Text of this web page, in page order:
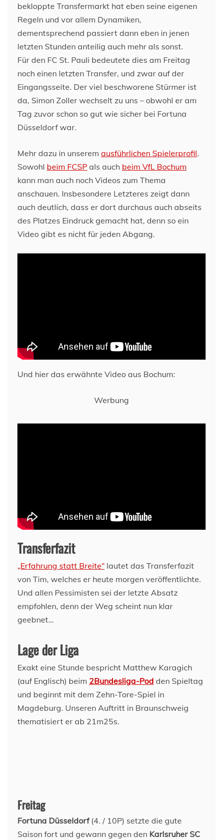
bekloppte Transfermarkt hat eben seine eigenen
Regeln und vor allem Dynamiken,
dementsprechend passiert dann eben in jenen
letzten Stunden anteilig auch mehr als sonst.
Für den FC St. Pauli bedeutete dies am Freitag
noch einen letzten Transfer, und zwar auf der
Eingangsseite. Der viel beschworene Stürmer ist
da, Simon Zoller wechselt zu uns – obwohl er am
Tag zuvor schon so gut wie sicher bei Fortuna
Düsseldorf war.
Mehr dazu in unserem ausführlichen Spielerprofil.
Sowohl beim FCSP als auch beim VfL Bochum
kann man auch noch Videos zum Thema
anschauen. Insbesondere Letzteres zeigt dann
auch deutlich, dass er dort durchaus auch abseits
des Platzes Eindruck gemacht hat, denn so ein
Video gibt es nicht für jeden Abgang.
Und hier das erwähnte Video aus Bochum:
Werbung
Transferfazit
„Erfahrung statt Breite“ lautet das Transferfazit
von Tim, welches er heute morgen veröffentlichte.
Und allen Pessimisten sei der letzte Absatz
empfohlen, denn der Weg scheint nun klar
geebnet…
Lage der Liga
Exakt eine Stunde bespricht Matthew Karagich
(auf Englisch) beim 2Bundesliga-Pod den Spieltag
und beginnt mit dem Zehn-Tore-Spiel in
Magdeburg. Unseren Auftritt in Braunschweig
thematisiert er ab 21m25s.
Freitag
Fortuna Düsseldorf(4. / 10P) setzte die gute
Saison fort und gewann gegen den Karlsruher SC